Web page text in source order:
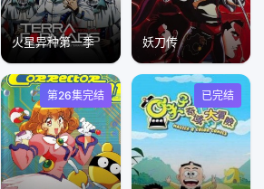
火星异种第一季 妖刀传
第26集完结 已完结